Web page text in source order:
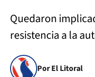
Quedaron
resistencia a la
Por El Litoral